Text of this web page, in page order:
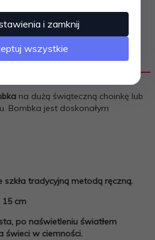
na dużą świąteczną choinkę lub
Bombka jest doskonałym
tradycyjną metodą ręczną.
15 cm
po naświetleniu światłem
świeci w ciemności.
i zamknij
wszystkie